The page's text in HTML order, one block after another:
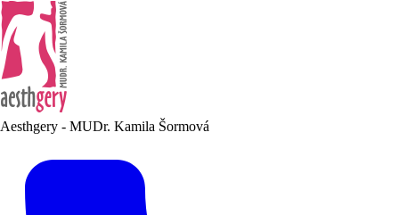
Aesthgery - MUDr. Kamila Šormová